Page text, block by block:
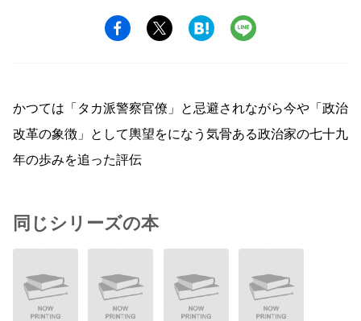
かつては「タカ派警察官僚」と忌避されながら今や「政治
改革の象徴」として輿望をになう気骨ある政治家の七十九
年の歩みを追った評伝
同じシリーズの本